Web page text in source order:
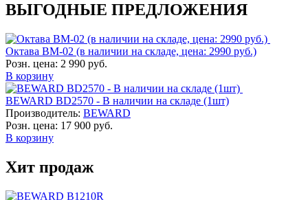
ВЫГОДНЫЕ ПРЕДЛОЖЕНИЯ
Октава ВМ-02 (в наличии на складе, цена: 2990 руб.)
Розн. цена: 2 990 руб.
В корзину
BEWARD BD2570 - В наличии на складе (1шт)
Производитель: BEWARD
Розн. цена: 17 900 руб.
В корзину
Хит продаж